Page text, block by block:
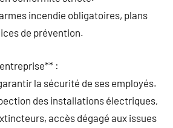
incendie obligatoires, plans
de prévention.
:
la sécurité de ses employés.
des installations électriques,
accès dégagé aux issues